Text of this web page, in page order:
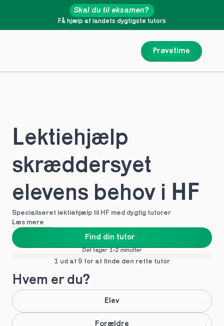
Prøvetime
Få hjælp af landets dygtigste tutors
Skal du til eksamen?
Lektiehjælp
skræddersyet
elevens behov i HF
Specialiseret lektiehjælp til HF med dygtig tutorer
Læs mere
Find din tutor
Det tager 1-2 minutter
1 ud af 9 for at finde den rette tutor
Hvem er du?
Elev
Forældre